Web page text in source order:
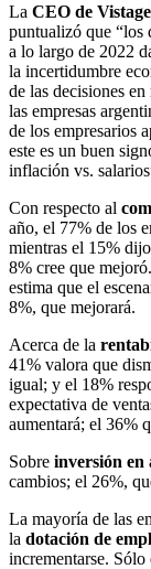
La CEO de
puntualizó que “los
a lo largo de 2022
la incertidumbre
de las decisiones
las empresas
de los empresarios
este es un buen
inflación vs.
Con respecto al
año, el 77% de los
mientras el 15%
8% cree que
estima que el
8%, que mejorará.
Acerca de la
41% valora que
igual; y el 18%
expectativa de
aumentará; el 36%
Sobre inversión en
cambios; el 26%,
La mayoría de las
la dotación de
incrementarse.